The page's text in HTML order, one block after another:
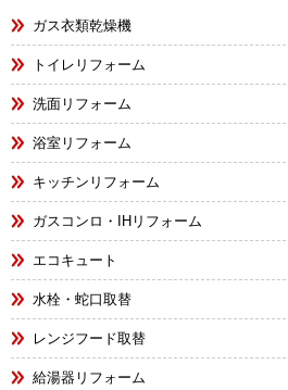
ガス衣類乾燥機
トイレリフォーム
洗面リフォーム
浴室リフォーム
キッチンリフォーム
ガスコンロ・IHリフォーム
エコキュート
水栓・蛇口取替
レンジフード取替
給湯器リフォーム